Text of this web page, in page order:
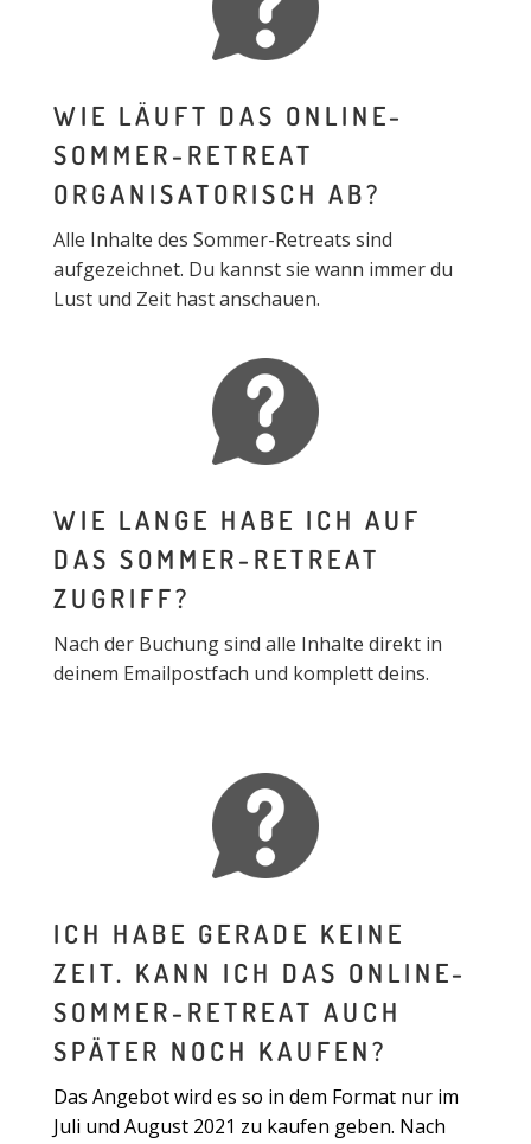
WIE LÄUFT DAS ONLINE-
SOMMER-RETREAT
ORGANISATORISCH AB?
Alle Inhalte des Sommer-Retreats sind
aufgezeichnet. Du kannst sie wann immer du
Lust und Zeit hast anschauen.
WIE LANGE HABE ICH AUF
DAS SOMMER-RETREAT
ZUGRIFF?
Nach der Buchung sind alle Inhalte direkt in
deinem Emailpostfach und komplett deins.
ICH HABE GERADE KEINE
ZEIT. KANN ICH DAS ONLINE-
SOMMER-RETREAT AUCH
SPÄTER NOCH KAUFEN?
Das Angebot wird es so in dem Format nur im
Juli und August 2021 zu kaufen geben. Nach